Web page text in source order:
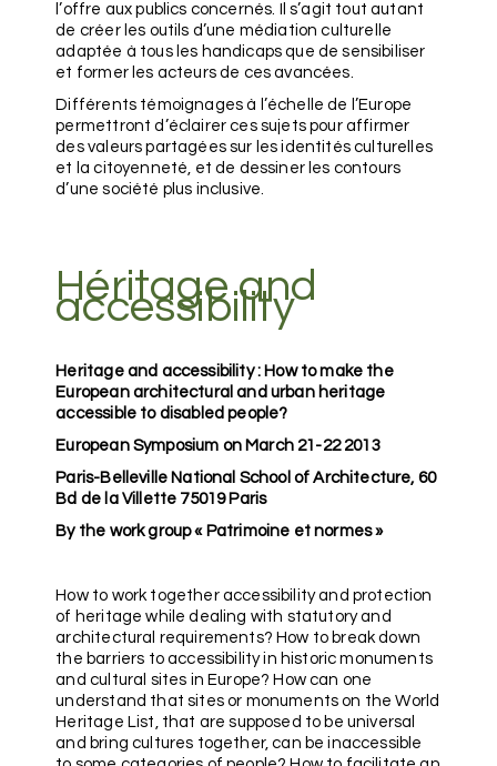
l’offre aux publics concernés. Il s’agit tout autant
de créer les outils d’une médiation culturelle
adaptée à tous les handicaps que de sensibiliser
et former les acteurs de ces avancées.
Différents témoignages à l’échelle de l’Europe
permettront d’éclairer ces sujets pour affirmer
des valeurs partagées sur les identités culturelles
et la citoyenneté, et de dessiner les contours
d’une société plus inclusive.
Héritage and
accessibility
Heritage and accessibility : How to make the
European architectural and urban heritage
accessible to disabled people?
European Symposium on March 21-22 2013
Paris-Belleville National School of Architecture, 60
Bd de la Villette 75019 Paris
By the work group « Patrimoine et normes »
How to work together accessibility and protection
of heritage while dealing with statutory and
architectural requirements? How to break down
the barriers to accessibility in historic monuments
and cultural sites in Europe? How can one
understand that sites or monuments on the World
Heritage List, that are supposed to be universal
and bring cultures together, can be inaccessible